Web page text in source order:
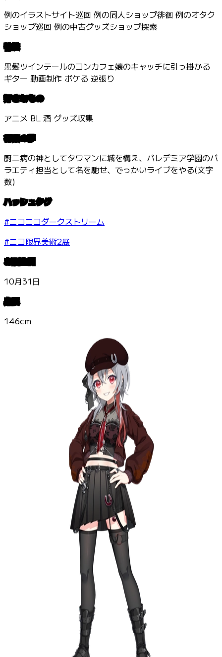
例のイラストサイト巡回 例の同人ショップ徘徊 例のオタク
ショップ巡回 例の中古グッズショップ探索
特技
黒髪ツインテールのコンカフェ嬢のキャッチに引っ掛かる
ギター 動画制作 ボケる 逆張り
好きなもの
アニメ BL 酒 グッズ収集
将来の夢
厨二病の神としてタワマンに城を構え、パレデミア学園のバ
ラエティ担当として名を馳せ、でっかいライブをやる(文字
数)
ハッシュタグ
#ニコニコダークストリーム
#ニコ限界美術2展
お誕生日
10月31日
身長
146cm